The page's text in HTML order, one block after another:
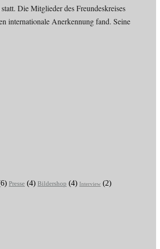
Die Mitglieder des Freundeskreises
internationale Anerkennung fand. Seine
Presse (4)Bildershop (4) Interview (2)